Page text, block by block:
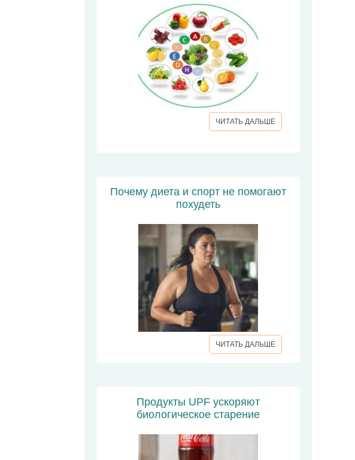
ЧИТАТЬ ДАЛЬШЕ
Почему диета и спорт не помогают
похудеть
ЧИТАТЬ ДАЛЬШЕ
Продукты UPF ускоряют
биологическое старение